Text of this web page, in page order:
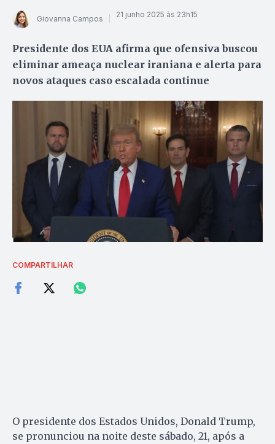
Giovanna Campos 21 junho 2025 às 23h15
Presidente dos EUA afirma que ofensiva buscou
eliminar ameaça nuclear iraniana e alerta para
novos ataques caso escalada continue
COMPARTILHAR
O presidente dos Estados Unidos, Donald Trump,
se pronunciou na noite deste sábado, 21, após a